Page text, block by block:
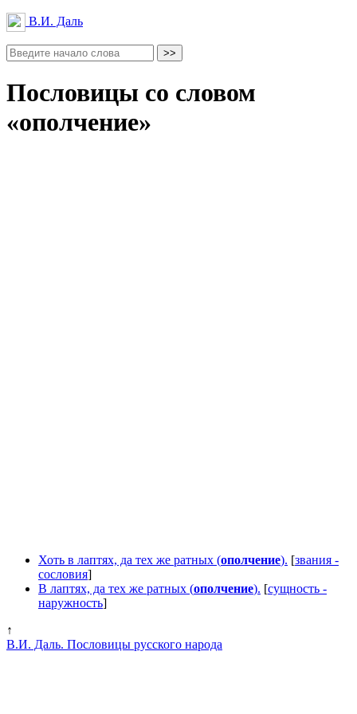
В.И. Даль
Пословицы со словом
«ополчение»
Хоть в лаптях, да тех же ратных (ополчение). [звания -
сословия]
В лаптях, да тех же ратных (ополчение). [сущность -
наружность]
↑
В.И. Даль. Пословицы русского народа